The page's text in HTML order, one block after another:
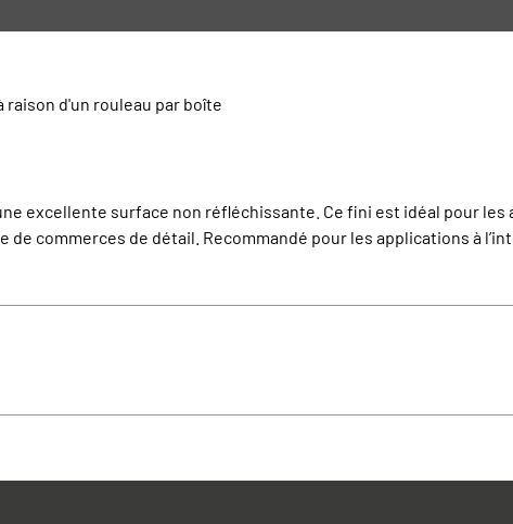
d'un rouleau par boîte
excellente surface non réfléchissante. Ce fini est idéal pour
commerces de détail. Recommandé pour les applications à